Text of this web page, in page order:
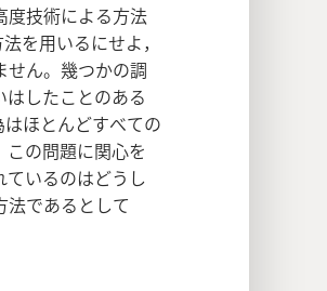
度技術による方法
を用いるにせよ，
せん。幾つかの調
したことのある
ほとんどすべての
の問題に関心を
いるのはどうし
法であるとして